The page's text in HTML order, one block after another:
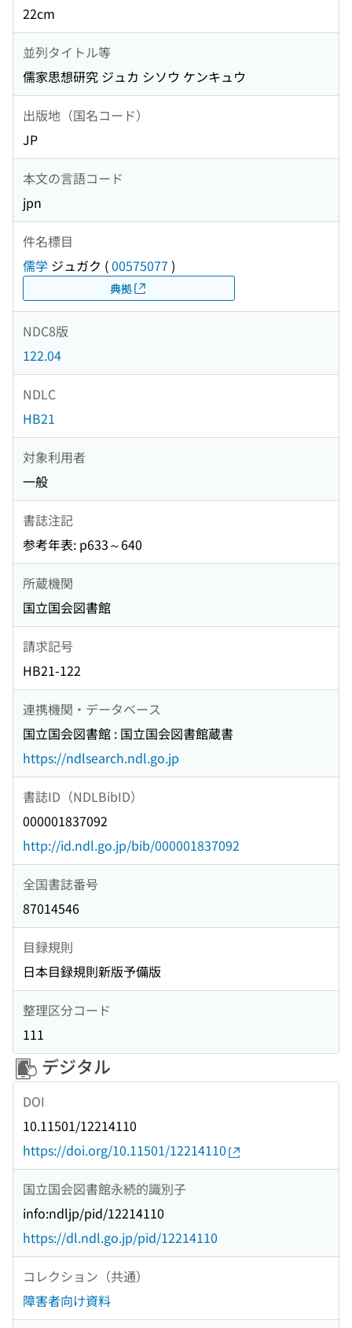
22cm
並列タイトル等
儒家思想研究 ジュカ シソウ ケンキュウ
出版地（国名コード）
JP
本文の言語コード
jpn
件名標目
儒学 ジュガク (00575077 )
典拠
NDC8版
122.04
NDLC
HB21
対象利用者
一般
書誌注記
参考年表: p633～640
所蔵機関
国立国会図書館
請求記号
HB21-122
連携機関・データベース
国立国会図書館 : 国立国会図書館蔵書
https://ndlsearch.ndl.go.jp
書誌ID（NDLBibID）
000001837092
http://id.ndl.go.jp/bib/000001837092
全国書誌番号
87014546
目録規則
日本目録規則新版予備版
整理区分コード
111
デジタル
DOI
10.11501/12214110
https://doi.org/10.11501/12214110
国立国会図書館永続的識別子
info:ndljp/pid/12214110
https://dl.ndl.go.jp/pid/12214110
コレクション（共通）
障害者向け資料